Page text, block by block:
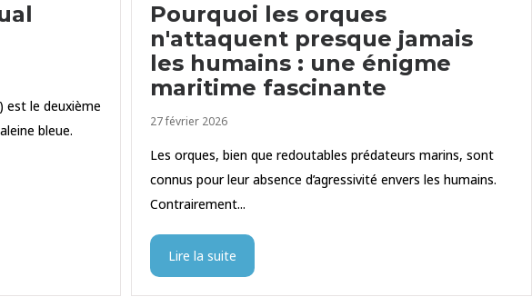
est le deuxième
bleue.
Pourquoi les orques
n'attaquent presque jamais
les humains : une énigme
maritime fascinante
27 février 2026
Les orques, bien que redoutables prédateurs marins, sont
connus pour leur absence d’agressivité envers les humains.
Contrairement...
Lire la suite